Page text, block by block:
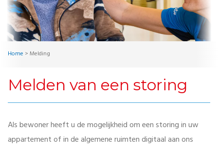
Home >Melding
Melden van een storing
Als bewoner heeft u de mogelijkheid om een storing in uw
appartement of in de algemene ruimten digitaal aan ons